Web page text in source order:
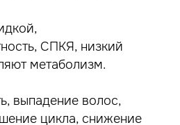
СПКЯ, низкий
метаболизм.
выпадение волос,
цикла, снижение